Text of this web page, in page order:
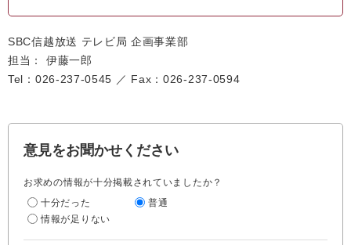
SBC信越放送 テレビ局 企画事業部
担当： 伊藤一郎
Tel：026-237‐0545 ／ Fax：026-237-0594
意見をお聞かせください
お求めの情報が十分掲載されていましたか？
十分だった
普通
情報が足りない